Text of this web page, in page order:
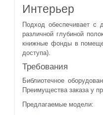
Интерьер
Подход обеспечивает с
различной глубиной
книжные фонды в
доступа).
Требования
Библиотечное
Преимущества заказа у
Предлагаемые модели: